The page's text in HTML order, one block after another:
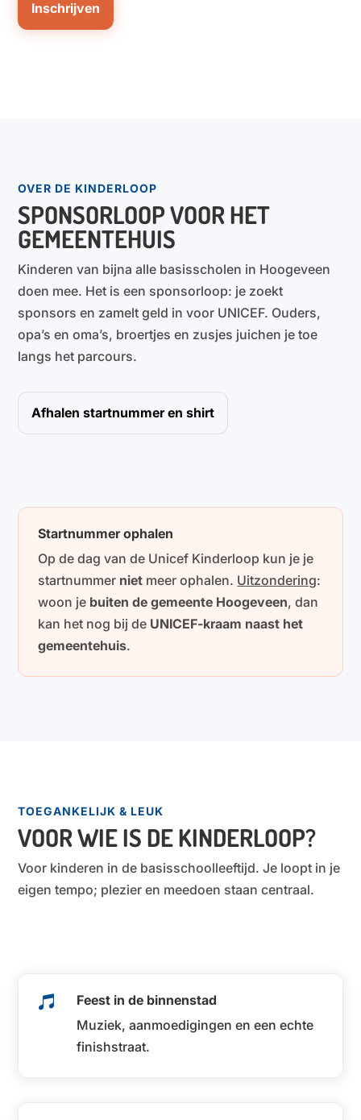
Inschrijven
OVER DE KINDERLOOP
SPONSORLOOP VOOR HET
GEMEENTEHUIS
Kinderen van bijna alle basisscholen in Hoogeveen
doen mee. Het is een sponsorloop: je zoekt
sponsors en zamelt geld in voor UNICEF. Ouders,
opa’s en oma’s, broertjes en zusjes juichen je toe
langs het parcours.
Afhalen startnummer en shirt
Startnummer ophalen
Op de dag van de Unicef Kinderloop kun je je
startnummer niet meer ophalen. Uitzondering:
woon je buiten de gemeente Hoogeveen, dan
kan het nog bij de UNICEF-kraam naast het
gemeentehuis.
TOEGANKELIJK & LEUK
VOOR WIE IS DE KINDERLOOP?
Voor kinderen in de basisschoolleeftijd. Je loopt in je
eigen tempo; plezier en meedoen staan centraal.

Feest in de binnenstad
Muziek, aanmoedigingen en een echte
finishstraat.